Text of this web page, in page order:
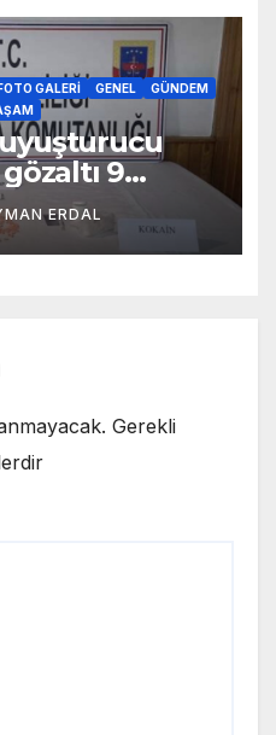
GALERI GENEL
GÜNDEM
9
ERDAL
Gerekli